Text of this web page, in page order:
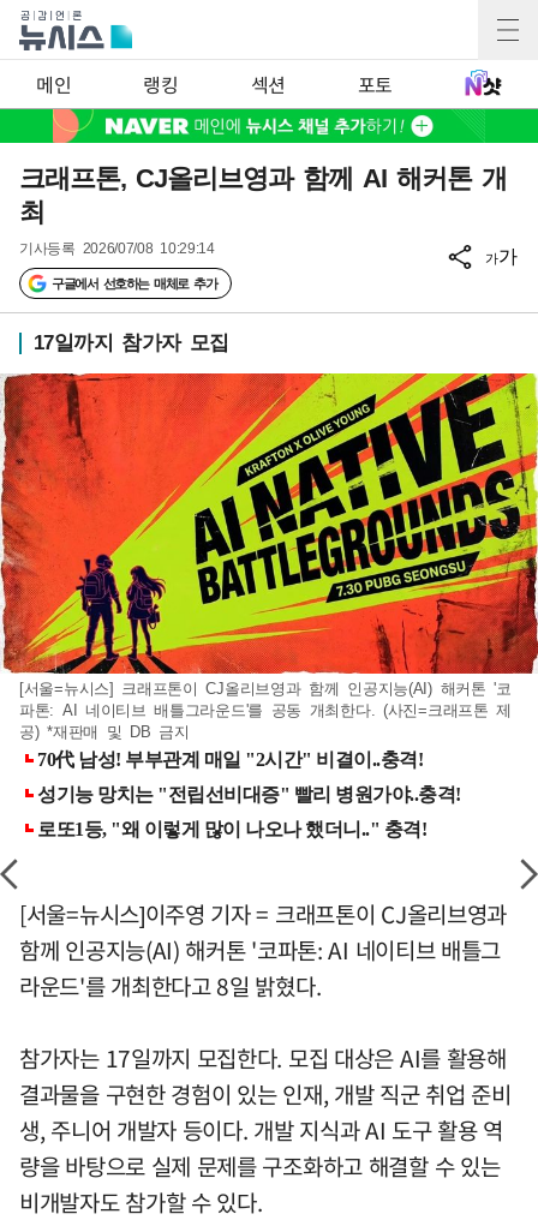
메인 랭킹 섹션 포토
크래프톤, CJ올리브영과 함께 AI 해커톤 개
최
기사등록 2026/07/08 10:29:14
구글에서 선호하는 매체로 추가
가가
17일까지 참가자 모집
[서울=뉴시스] 크래프톤이 CJ올리브영과 함께 인공지능(AI) 해커톤 '코
파톤: AI 네이티브 배틀그라운드'를 공동 개최한다. (사진=크래프톤 제
공) *재판매 및 DB 금지
[서울=뉴시스]이주영 기자 = 크래프톤이 CJ올리브영과
함께 인공지능(AI) 해커톤 '코파톤: AI 네이티브 배틀그
라운드'를 개최한다고 8일 밝혔다.
참가자는 17일까지 모집한다. 모집 대상은 AI를 활용해
결과물을 구현한 경험이 있는 인재, 개발 직군 취업 준비
생, 주니어 개발자 등이다. 개발 지식과 AI 도구 활용 역
량을 바탕으로 실제 문제를 구조화하고 해결할 수 있는
비개발자도 참가할 수 있다.